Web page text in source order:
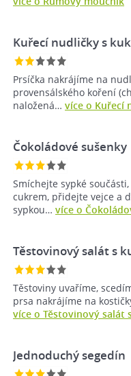
Kuřecí nudličky s
Prsíčka nakrájíme na
provensálského koření
naložená… více o Kuřecí
Čokoládové sušenky
Smíchejte sypké
cukrem, přidejte vejce a
sypkou… více o
Těstovinový salát s
Těstoviny uvaříme,
prsa nakrájíme na
více o Těstovinový salát
Jednoduchý segedín